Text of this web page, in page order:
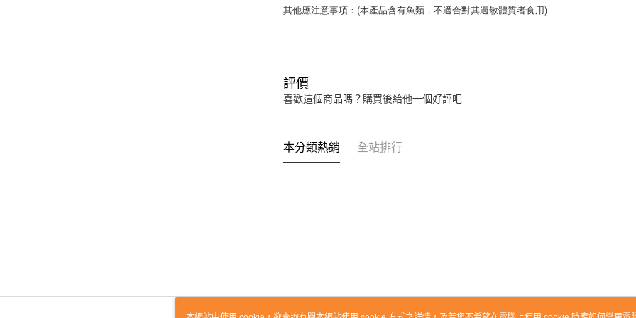
其他應注意事項：(本產品含有魚類，不適合對其過敏體質者食用)
評價
喜歡這個商品嗎？購買後給他一個好評吧
本分類熱銷 全站排行